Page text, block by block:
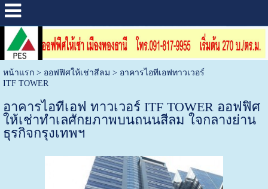
หน้าแรก> ออฟฟิศให้เช่าสีลม > อาคารไอทีเอฟทาวเวอร์
ITF TOWER
อาคารไอทีเอฟ ทาวเวอร์ ITF TOWER ออฟฟิศ
ให้เช่าทำเลศักยภาพบนถนนสีลม ใจกลางย่าน
ธุรกิจกรุงเทพฯ